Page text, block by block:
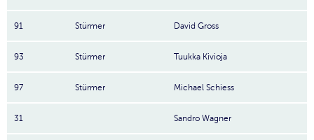
91 Stürmer David Gross
93 Stürmer Tuukka Kivioja
97 Stürmer Michael Schiess
31 Sandro Wagner